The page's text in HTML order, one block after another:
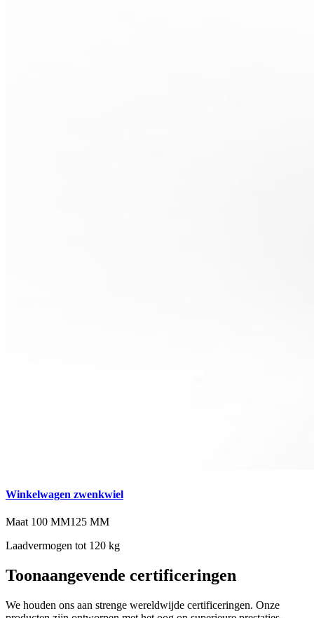
Winkelwagen zwenkwiel
Maat 100 MM125 MM
Laadvermogen tot 120 kg
Toonaangevende certificeringen
We houden ons aan strenge wereldwijde certificeringen. Onze